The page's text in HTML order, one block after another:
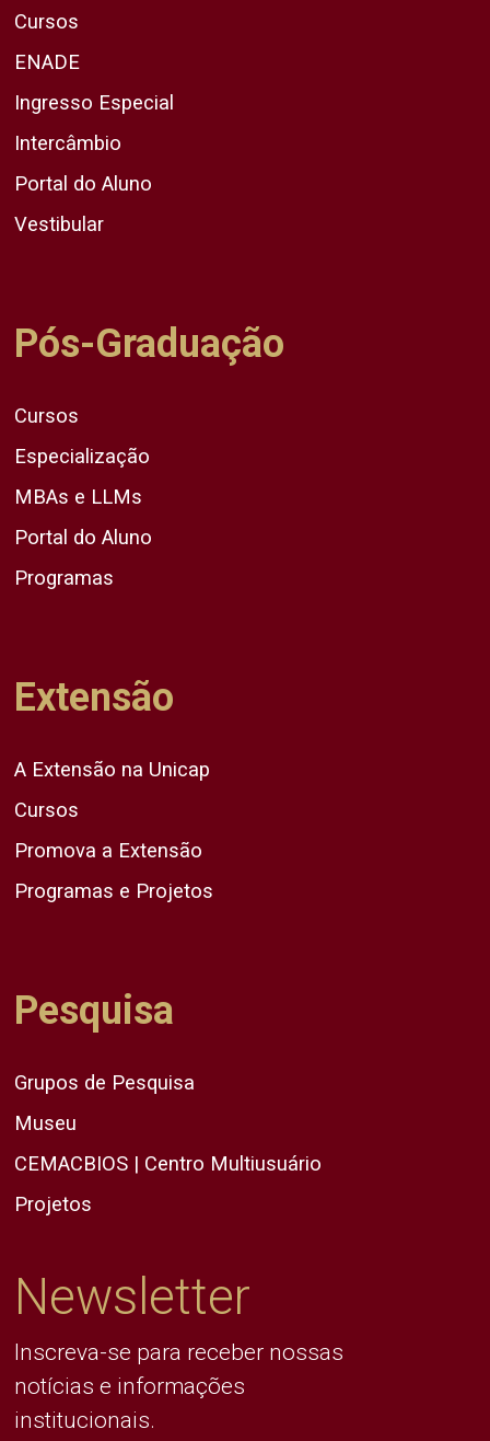
Cursos
ENADE
Ingresso Especial
Intercâmbio
Portal do Aluno
Vestibular
Pós-Graduação
Cursos
Especialização
MBAs e LLMs
Portal do Aluno
Programas
Extensão
A Extensão na Unicap
Cursos
Promova a Extensão
Programas e Projetos
Pesquisa
Grupos de Pesquisa
Museu
CEMACBIOS | Centro Multiusuário
Projetos
Newsletter
Inscreva-se para receber nossas
notícias e informações
institucionais.